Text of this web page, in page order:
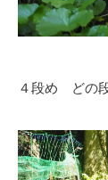
４段め どの